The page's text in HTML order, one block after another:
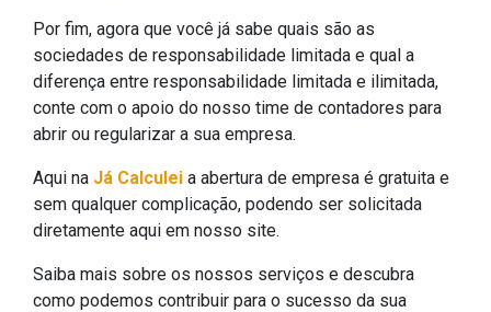
Por fim, agora que você já sabe quais são as
sociedades de responsabilidade limitada e qual a
diferença entre responsabilidade limitada e ilimitada,
conte com o apoio do nosso time de contadores para
abrir ou regularizar a sua empresa.
Aqui na Já Calculei a abertura de empresa é gratuita e
sem qualquer complicação, podendo ser solicitada
diretamente aqui em nosso site.
Saiba mais sobre os nossos serviços e descubra
como podemos contribuir para o sucesso da sua